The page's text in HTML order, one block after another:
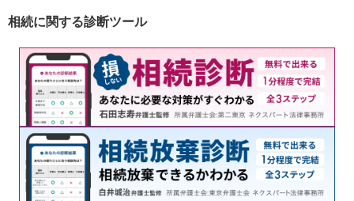
者にとってベストな解決方法
を一緒に考えていきます。
相続に関する診断ツール